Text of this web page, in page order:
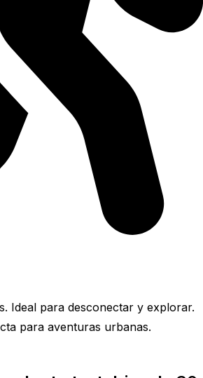
Ideal para desconectar y explorar.
para aventuras urbanas.